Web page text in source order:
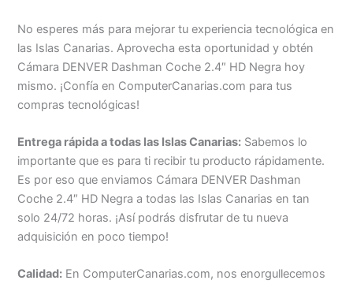
No esperes más para mejorar tu experiencia tecnológica en
las Islas Canarias. Aprovecha esta oportunidad y obtén
Cámara DENVER Dashman Coche 2.4″ HD Negra hoy
mismo. ¡Confía en ComputerCanarias.com para tus
compras tecnológicas!
Entrega rápida a todas las Islas Canarias: Sabemos lo
importante que es para ti recibir tu producto rápidamente.
Es por eso que enviamos Cámara DENVER Dashman
Coche 2.4″ HD Negra a todas las Islas Canarias en tan
solo 24/72 horas. ¡Así podrás disfrutar de tu nueva
adquisición en poco tiempo!
Calidad: En ComputerCanarias.com, nos enorgullecemos